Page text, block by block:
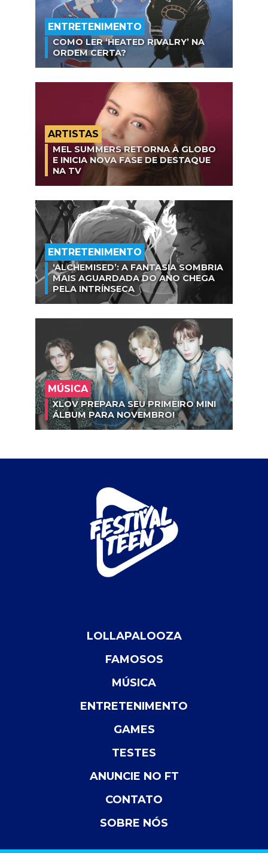
ENTRETENIMENTO
COMO LER ‘HEATED RIVALRY’ NA
ORDEM CERTA?
ARTISTAS
MEL SUMMERS RETORNA À GLOBO
E INICIA NOVA FASE DE DESTAQUE
NA TV
ENTRETENIMENTO
‘ALCHEMISED’: A FANTASIA SOMBRIA
MAIS AGUARDADA DO ANO CHEGA
PELA INTRÍNSECA
MÚSICA
XLOV PREPARA SEU PRIMEIRO MINI
ÁLBUM PARA NOVEMBRO!
LOLLAPALOOZA
FAMOSOS
MÚSICA
ENTRETENIMENTO
GAMES
TESTES
ANUNCIE NO FT
CONTATO
SOBRE NÓS